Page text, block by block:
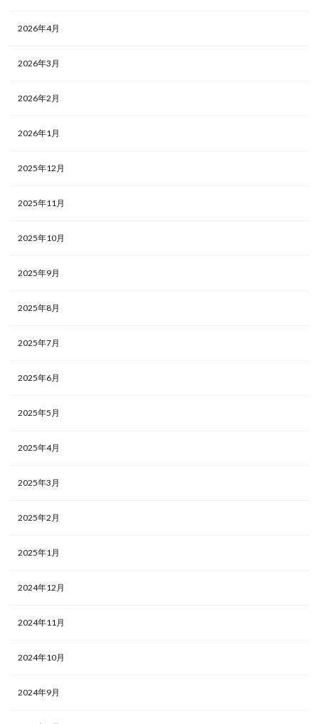
2026年4月
2026年3月
2026年2月
2026年1月
2025年12月
2025年11月
2025年10月
2025年9月
2025年8月
2025年7月
2025年6月
2025年5月
2025年4月
2025年3月
2025年2月
2025年1月
2024年12月
2024年11月
2024年10月
2024年9月